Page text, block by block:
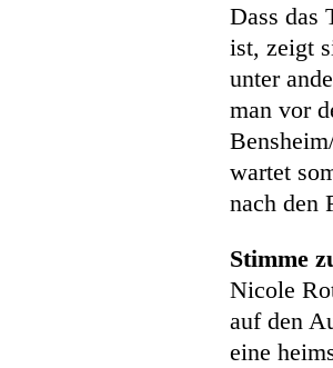
Dass das
ist, zeigt
unter
man vor
wartet
nach den
Stimme
Nicole
auf den
eine